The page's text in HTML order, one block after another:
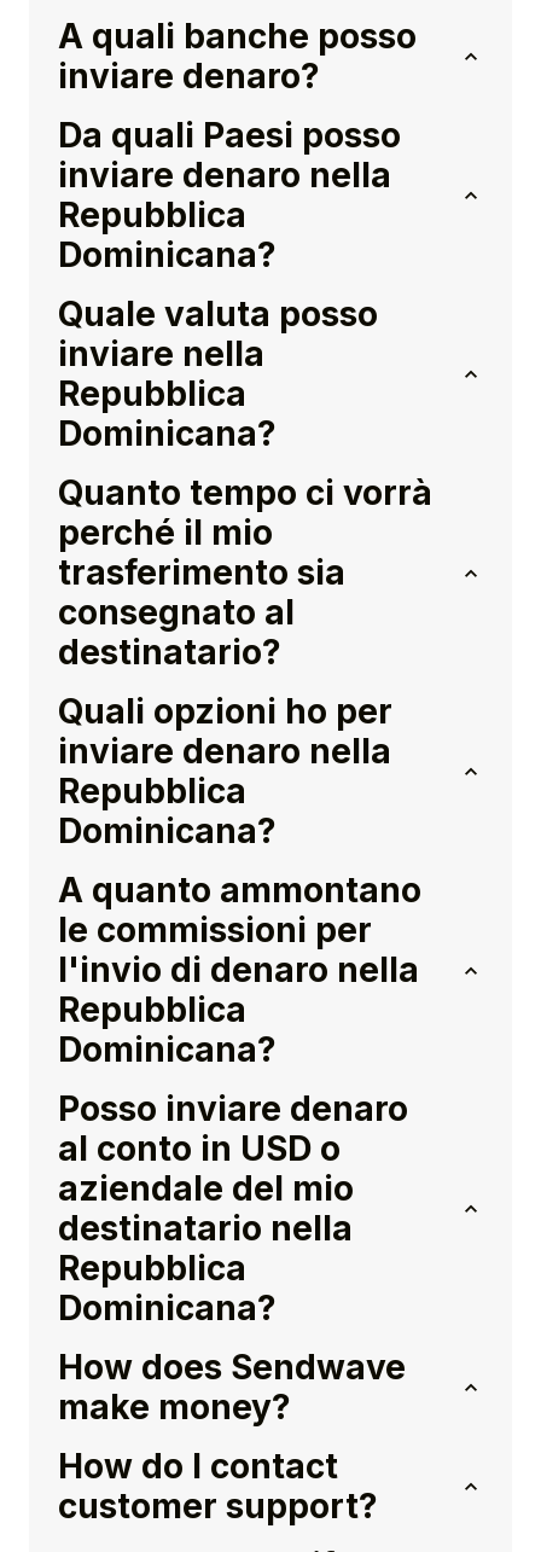
A quali banche posso
inviare denaro?
Da quali Paesi posso
inviare denaro nella
Repubblica
Dominicana?
Quale valuta posso
inviare nella
Repubblica
Dominicana?
Quanto tempo ci vorrà
perché il mio
trasferimento sia
consegnato al
destinatario?
Quali opzioni ho per
inviare denaro nella
Repubblica
Dominicana?
A quanto ammontano
le commissioni per
l'invio di denaro nella
Repubblica
Dominicana?
Posso inviare denaro
al conto in USD o
aziendale del mio
destinatario nella
Repubblica
Dominicana?
How does Sendwave
make money?
How do I contact
customer support?